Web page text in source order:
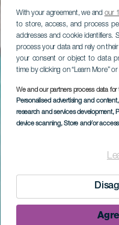
With your agreement, we and our
to store, access, and process
addresses and cookie
process your data and rely on
your consent or object to data
time by clicking on “Learn More”
We and our partners process data for
Personalised advertising and
research and services development,
device scanning, Store and/or